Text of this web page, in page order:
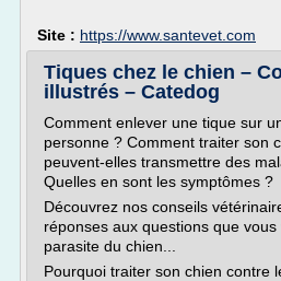
Site : https://www.santevet.com
Tiques chez le chien –
illustrés – Catedog
Comment enlever une tique sur
personne ? Comment traiter son
peuvent-elles transmettre des
Quelles en sont les symptômes ?
Découvrez nos conseils
réponses aux questions que
parasite du chien...
Pourquoi traiter son chien contre